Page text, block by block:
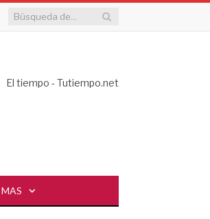
El tiempo - Tutiempo.net
MAS